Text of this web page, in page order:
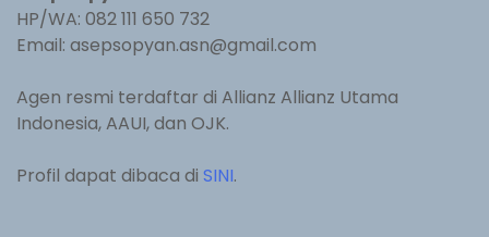
HP/WA: 082 111 650 732
Email: asepsopyan.asn@gmail.com
Agen resmi terdaftar di Allianz Allianz Utama
Indonesia, AAUI, dan OJK.
Profil dapat dibaca di SINI.